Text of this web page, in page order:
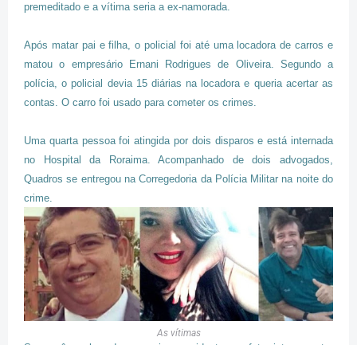
premeditado e a vítima seria a ex-namorada.
Após matar pai e filha, o policial foi até uma locadora de carros e
matou o empresário Ernani Rodrigues de Oliveira. Segundo a
polícia, o policial devia 15 diárias na locadora e queria acertar as
contas. O carro foi usado para cometer os crimes.
Uma quarta pessoa foi atingida por dois disparos e está internada
no Hospital da Roraima. Acompanhado de dois advogados,
Quadros se entregou na Corregedoria da Polícia Militar na noite do
crime.
As vítimas